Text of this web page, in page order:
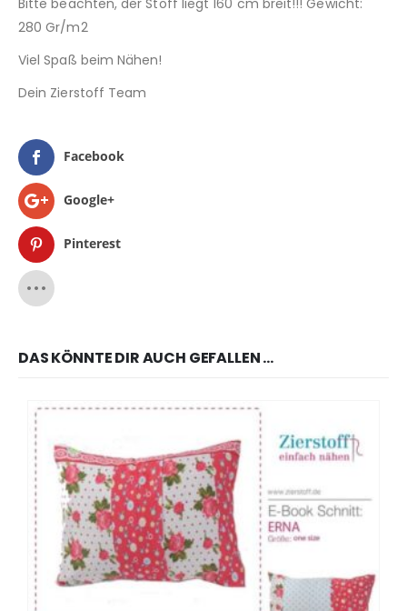
Bitte beachten, der Stoff liegt 160 cm breit!!! Gewicht:
280 Gr/m2
Viel Spaß beim Nähen!
Dein Zierstoff Team
Facebook
Google+
Pinterest
DAS KÖNNTE DIR AUCH GEFALLEN …